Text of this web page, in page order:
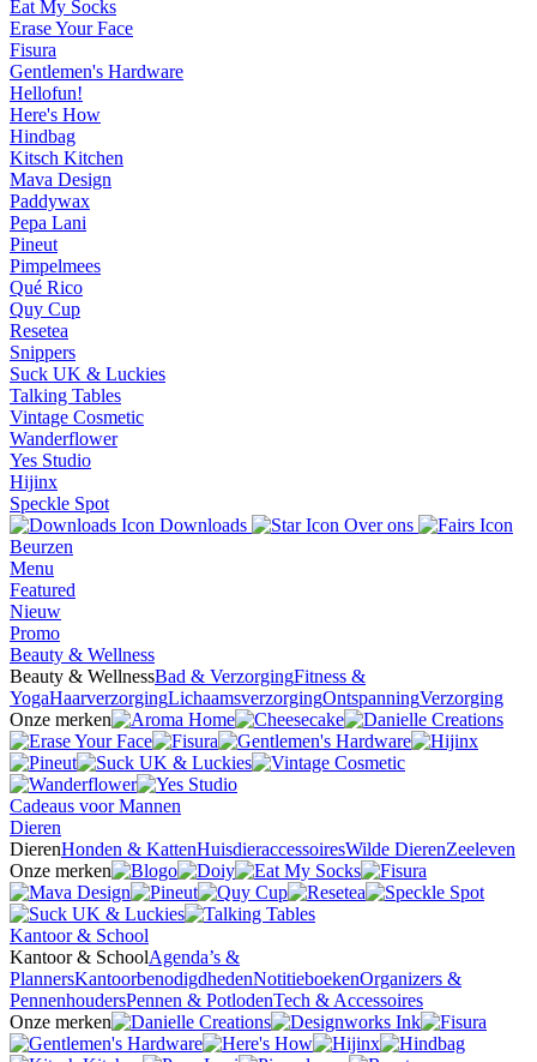
Eat My Socks
Erase Your Face
Fisura
Gentlemen's Hardware
Hellofun!
Here's How
Hindbag
Kitsch Kitchen
Mava Design
Paddywax
Pepa Lani
Pineut
Pimpelmees
Qué Rico
Quy Cup
Resetea
Snippers
Suck UK & Luckies
Talking Tables
Vintage Cosmetic
Wanderflower
Yes Studio
Hijinx
Speckle Spot
Downloads
Over ons
Beurzen
Menu
Featured
Nieuw
Promo
Beauty & Wellness
Beauty & WellnessBad & VerzorgingFitness &
YogaHaarverzorgingLichaamsverzorgingOntspanningVerzorging
Onze merken
Cadeaus voor Mannen
Dieren
DierenHonden & KattenHuisdieraccessoiresWilde DierenZeeleven
Onze merken
Kantoor & School
Kantoor & SchoolAgenda’s &
PlannersKantoorbenodigdhedenNotitieboekenOrganizers &
PennenhoudersPennen & PotlodenTech & Accessoires
Onze merken